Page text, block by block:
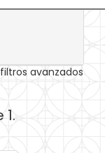
avanzados